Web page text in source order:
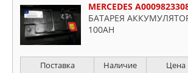
MERCEDES
БАТАРЕЯ
100AH
Поставка Наличие Цена